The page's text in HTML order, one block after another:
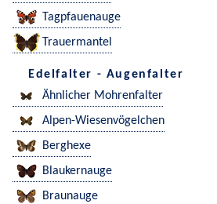
Tagpfauenauge
Trauermantel
Edelfalter - Augenfalter
Ähnlicher Mohrenfalter
Alpen-Wiesenvögelchen
Berghexe
Blaukernauge
Braunauge